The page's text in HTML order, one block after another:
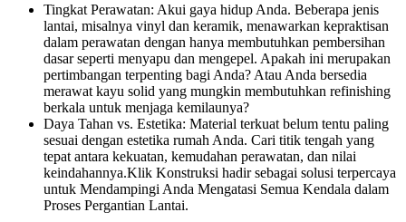
Tingkat Perawatan: Akui gaya hidup Anda. Beberapa jenis
lantai, misalnya vinyl dan keramik, menawarkan kepraktisan
dalam perawatan dengan hanya membutuhkan pembersihan
dasar seperti menyapu dan mengepel. Apakah ini merupakan
pertimbangan terpenting bagi Anda? Atau Anda bersedia
merawat kayu solid yang mungkin membutuhkan refinishing
berkala untuk menjaga kemilaunya?
Daya Tahan vs. Estetika: Material terkuat belum tentu paling
sesuai dengan estetika rumah Anda. Cari titik tengah yang
tepat antara kekuatan, kemudahan perawatan, dan nilai
keindahannya.Klik Konstruksi hadir sebagai solusi terpercaya
untuk Mendampingi Anda Mengatasi Semua Kendala dalam
Proses Pergantian Lantai.